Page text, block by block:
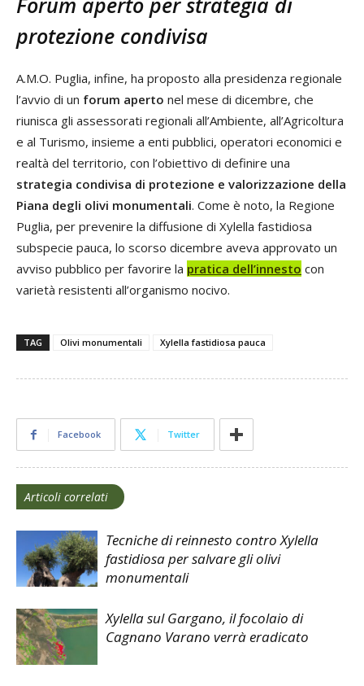
protezione condivisa
A.M.O. Puglia, infine, ha proposto alla presidenza regionale
l’avvio di un forum aperto nel mese di dicembre, che
riunisca gli assessorati regionali all’Ambiente, all’Agricoltura
e al Turismo, insieme a enti pubblici, operatori economici e
realtà del territorio, con l’obiettivo di definire una
strategia condivisa di protezione e valorizzazione della
Piana degli olivi monumentali. Come è noto, la Regione
Puglia, per prevenire la diffusione di Xylella fastidiosa
subspecie pauca, lo scorso dicembre aveva approvato un
avviso pubblico per favorire la pratica dell’innesto con
varietà resistenti all’organismo nocivo.
TAG Olivi monumentali Xylella fastidiosa pauca
Facebook Twitter
Articoli correlati
Tecniche di reinnesto contro Xylella
fastidiosa per salvare gli olivi
monumentali
Xylella sul Gargano, il focolaio di
Cagnano Varano verrà eradicato